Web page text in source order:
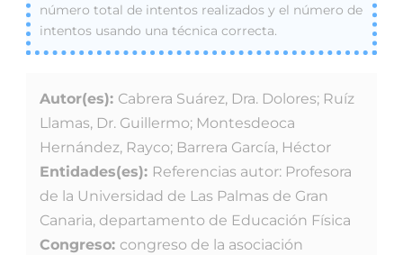
número total de intentos realizados y el número de
intentos usando una técnica correcta.
Autor(es): Cabrera Suárez, Dra. Dolores; Ruíz
Llamas, Dr. Guillermo; Montesdeoca
Hernández, Rayco; Barrera García, Héctor
Entidades(es): Referencias autor: Profesora
de la Universidad de Las Palmas de Gran
Canaria, departamento de Educación Física
Congreso: congreso de la asociación